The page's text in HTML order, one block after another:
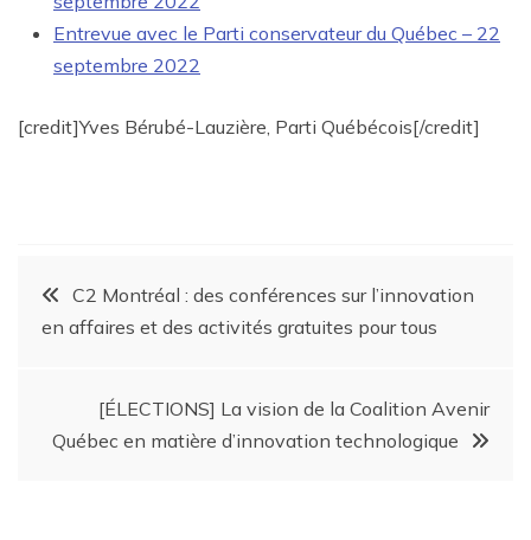
Entrevue avec le Parti conservateur du Québec – 22
septembre 2022
[credit]Yves Bérubé-Lauzière, Parti Québécois[/credit]
C2 Montréal : des conférences sur l’innovation
en affaires et des activités gratuites pour tous
[ÉLECTIONS] La vision de la Coalition Avenir
Québec en matière d’innovation technologique